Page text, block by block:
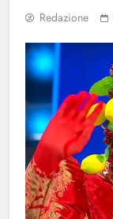
Redazione